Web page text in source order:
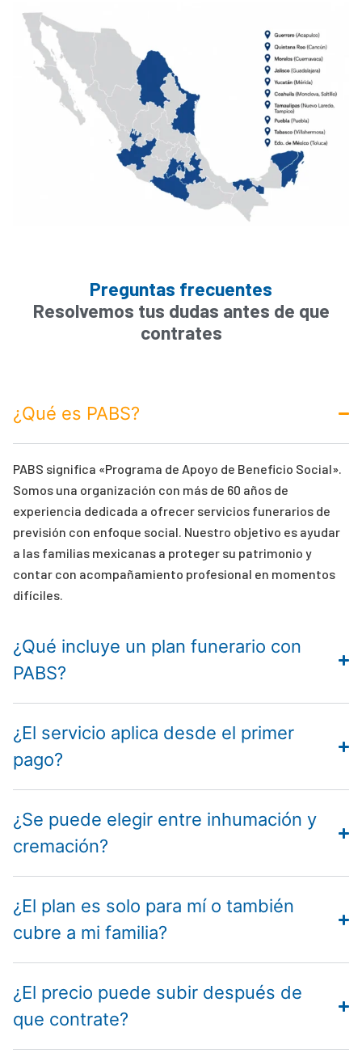
Preguntas frecuentes
Resolvemos tus dudas antes de que
contrates
¿Qué es PABS?
PABS significa «Programa de Apoyo de Beneficio Social».
Somos una organización con más de 60 años de
experiencia dedicada a ofrecer servicios funerarios de
previsión con enfoque social. Nuestro objetivo es ayudar
a las familias mexicanas a proteger su patrimonio y
contar con acompañamiento profesional en momentos
difíciles.
¿Qué incluye un plan funerario con
PABS?
¿El servicio aplica desde el primer
pago?
¿Se puede elegir entre inhumación y
cremación?
¿El plan es solo para mí o también
cubre a mi familia?
¿El precio puede subir después de
que contrate?